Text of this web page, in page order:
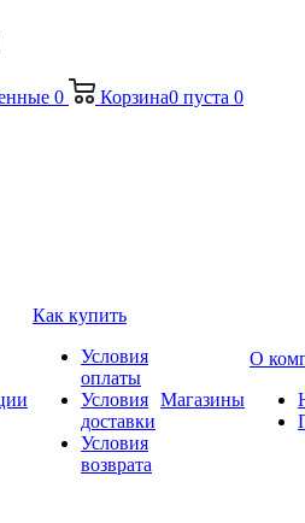
0 Корзина0 пуста 0
Как купить
Условия
оплаты
Условия
доставки
Условия
возврата
Магазины
О